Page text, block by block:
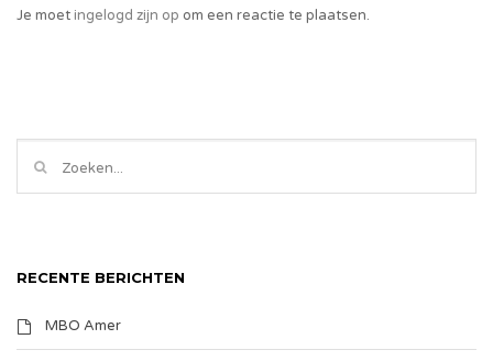
Je moetingelogd zijn op om een reactie te plaatsen.
RECENTE BERICHTEN
MBO Amer